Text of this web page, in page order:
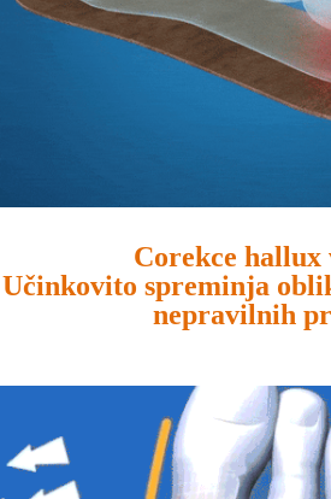
Corekce hallux
Učinkovito spreminja
nepravilnih